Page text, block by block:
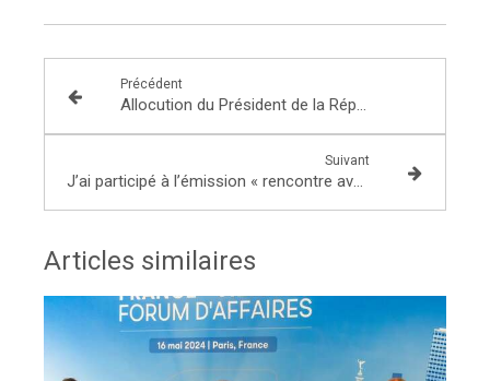
Précédent
Allocution du Président de la République
Suivant
J’ai participé à l’émission « rencontre avec un élu » sur Radio Immo
Articles similaires